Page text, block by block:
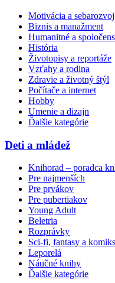
Motivácia a sebarozvoj
Biznis a manažment
Humanitné a
História
Životopisy a reportáže
Vzťahy a rodina
Zdravie a životný štýl
Počítače a internet
Hobby
Umenie a dizajn
Ďalšie kategórie
Deti a mládež
Knihorad – poradca
Pre najmenších
Pre prvákov
Pre pubertiakov
Young Adult
Beletria
Rozprávky
Sci-fi, fantasy a
Leporelá
Náučné knihy
Ďalšie kategórie